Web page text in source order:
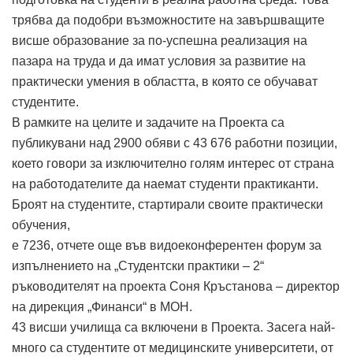
трябва да подобри възможностите на завършващите
висше образование за по-успешна реализация на
пазара на труда и да имат условия за развитие на
практически умения в областта, в която се обучават
студентите.
В рамките на целите и задачите на Проекта са
публикувани над 2900 обяви с 43 676 работни позиции,
което говори за изключително голям интерес от страна
на работодателите да наемат студенти практиканти.
Броят на студентите, стартирали своите практически
обучения,
е 7236, отчете още във видоеконферентен форум за
изпълнението на „Студентски практики – 2“
ръководителят на проекта Соня Кръстанова – директор
на дирекция „Финанси“ в МОН.
43 висши училища са включени в Проекта. Засега най-
много са студентите от медицинските университети, от